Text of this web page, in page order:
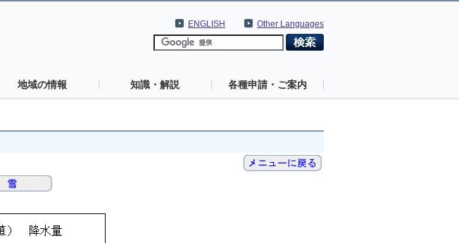
Other Languages
ENGLISH
地域の情報 知識・解説 各種申請・ご案内